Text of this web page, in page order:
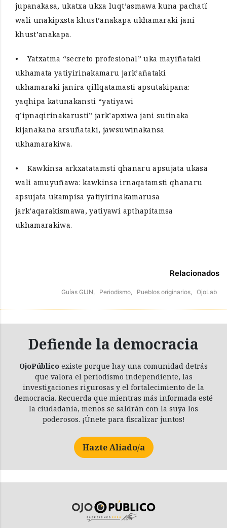
jupanakasa, ukatxa ukxa luqt’asmawa kuna pachatï
wali uñakipxsta khust’anakapa ukhamaraki jani
khust’anakapa.
• Yatxatma “secreto profesional” uka mayiñataki
ukhamata yatiyirinakamaru jark’añataki
ukhamaraki janira qillqatamasti apsutakipana:
yaqhipa katunakansti “yatiyawi
q’ipnaqirinakarusti” jark’apxiwa jani sutinaka
kijanakana arsuñataki, jawsuwinakansa
ukhamarakiwa.
• Kawkinsa arkxatatamsti qhanaru apsujata ukasa
wali amuyuñawa: kawkinsa irnaqatamsti qhanaru
apsujata ukampisa yatiyirinakamarusa
jark’aqarakismawa, yatiyawi apthapitamsa
ukhamarakiwa.
Relacionados
Guías GIJN, Periodismo, Pueblos originarios, OjoLab
Defiende la democracia
OjoPúblico existe porque hay una comunidad detrás
que valora el periodismo independiente, las
investigaciones rigurosas y el fortalecimiento de la
democracia. Recuerda que mientras más informada esté
la ciudadanía, menos se saldrán con la suya los
poderosos. ¡Únete para fiscalizar juntos!
Hazte Aliado/a